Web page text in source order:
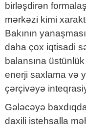
birləşdirən
mərkəzi kimi
Bakının
daha çox iqtisadi
balansına
enerji saxlama və
çərçivəyə
Gələcəyə
daxili istehsalla